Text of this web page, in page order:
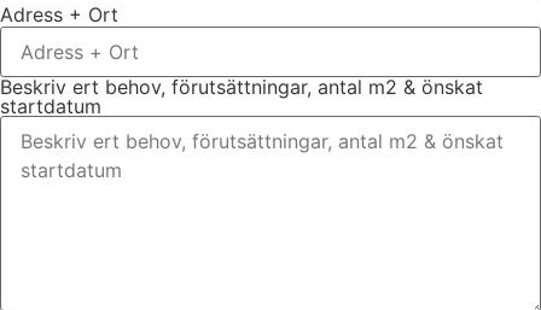
Adress + Ort
Beskriv ert behov, förutsättningar, antal m2 & önskat
startdatum